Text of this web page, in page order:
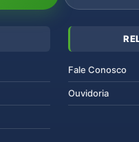
Fale Conosco
Ouvidoria